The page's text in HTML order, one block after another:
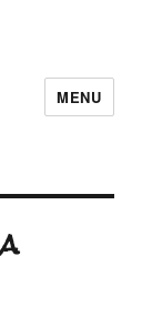
MENU